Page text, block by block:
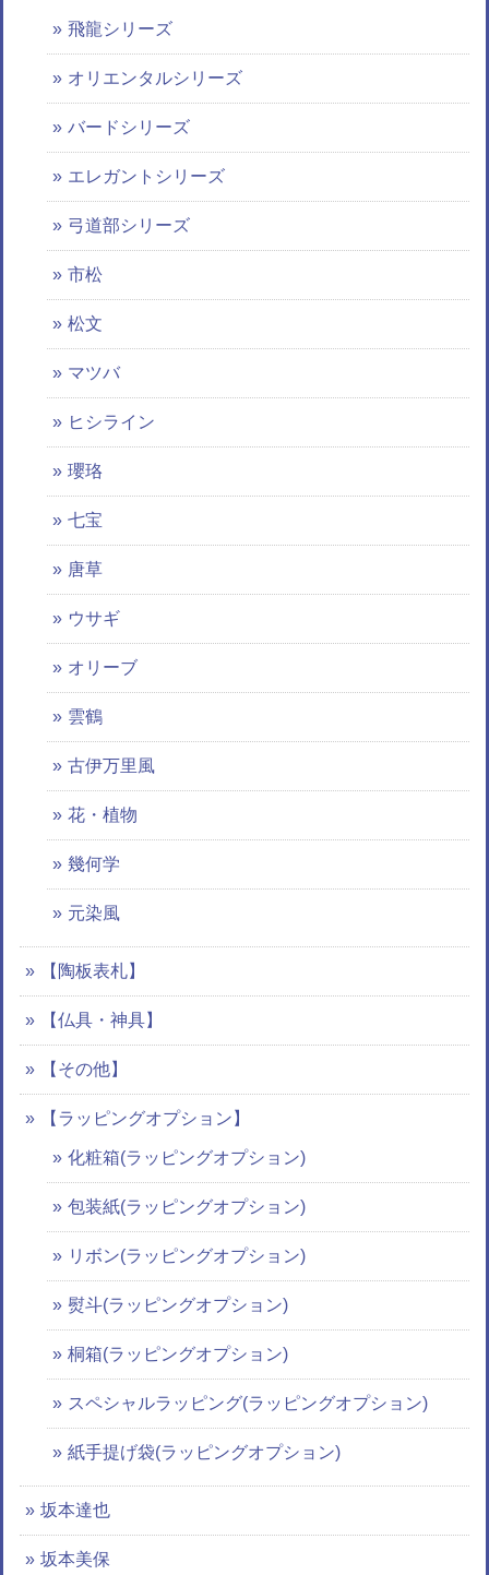
飛龍シリーズ
オリエンタルシリーズ
バードシリーズ
エレガントシリーズ
弓道部シリーズ
市松
松文
マツバ
ヒシライン
瓔珞
七宝
唐草
ウサギ
オリーブ
雲鶴
古伊万里風
花・植物
幾何学
元染風
【陶板表札】
【仏具・神具】
【その他】
【ラッピングオプション】
化粧箱(ラッピングオプション)
包装紙(ラッピングオプション)
リボン(ラッピングオプション)
熨斗(ラッピングオプション)
桐箱(ラッピングオプション)
スペシャルラッピング(ラッピングオプション)
紙手提げ袋(ラッピングオプション)
坂本達也
坂本美保